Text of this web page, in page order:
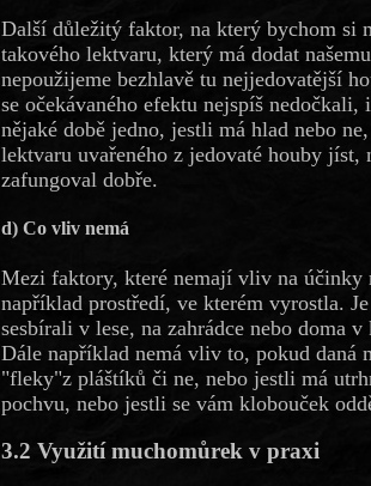
Další důležitý faktor, na který bychom si
takového lektvaru, který má dodat
nepoužijeme bezhlavě tu nejjedovatější
se očekávaného efektu nejspíš
nějaké době jedno, jestli má hlad nebo
lektvaru uvařeného z jedovaté houby jíst,
zafungoval dobře.
d) Co vliv nemá
Mezi faktory, které nemají vliv na účinky
například prostředí, ve kterém vyrostla.
sesbírali v lese, na zahrádce nebo doma
Dále například nemá vliv to, pokud daná
"fleky"z pláštíků či ne, nebo jestli má
pochvu, nebo jestli se vám klobouček
3.2 Využití muchomůrek v praxi